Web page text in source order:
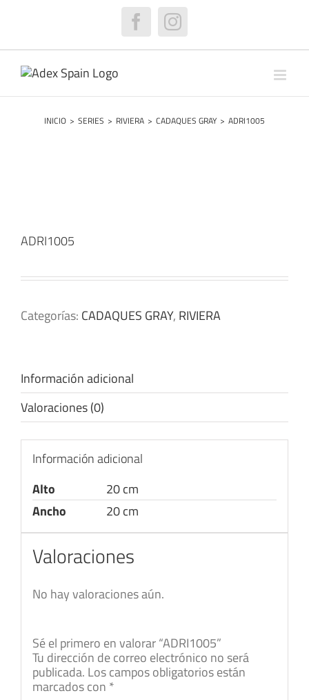
FacebookInstagram
INICIO > SERIES > RIVIERA > CADAQUES GRAY > ADRI1005
ADRI1005
Categorías: CADAQUES GRAY, RIVIERA
Información adicional
Valoraciones (0)
Información adicional
Alto
20 cm
Ancho
20 cm
Valoraciones
No hay valoraciones aún.
Sé el primero en valorar “ADRI1005”
Tu dirección de correo electrónico no será
publicada. Los campos obligatorios están
marcados con *